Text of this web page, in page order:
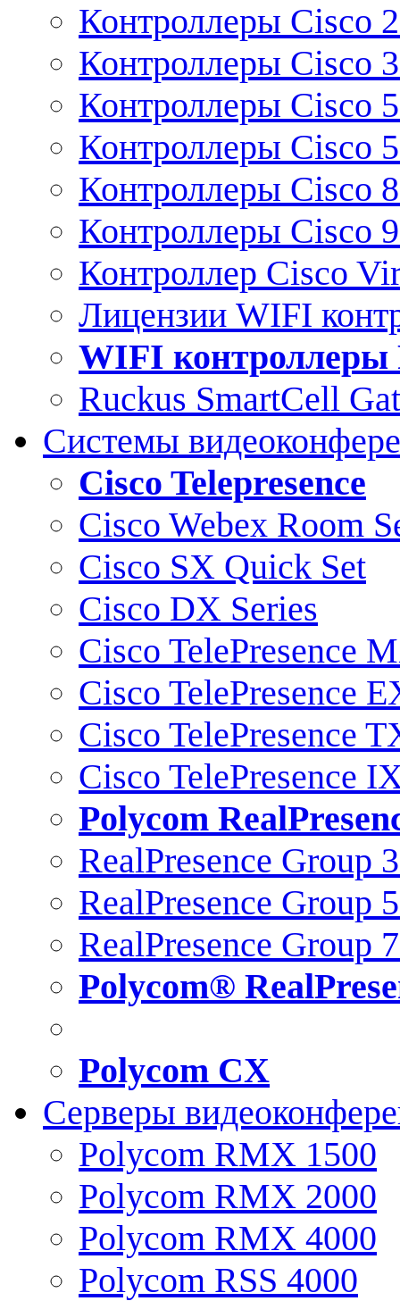
Контроллеры Cisco
Контроллеры Cisco
Контроллеры Cisco
Контроллеры Cisco
Контроллеры Cisco
Контроллеры Cisco
Контроллер Cisco
Лицензии WIFI
WIFI контроллеры
Ruckus SmartCell
Системы
Cisco Telepresence
Cisco Webex Room
Cisco SX Quick Set
Cisco DX Series
Cisco TelePresence
Cisco TelePresence
Cisco TelePresence
Cisco TelePresence
Polycom
RealPresence Group
RealPresence Group
RealPresence Group
Polycom®
Polycom CX
Серверы
Polycom RMX 1500
Polycom RMX 2000
Polycom RMX 4000
Polycom RSS 4000